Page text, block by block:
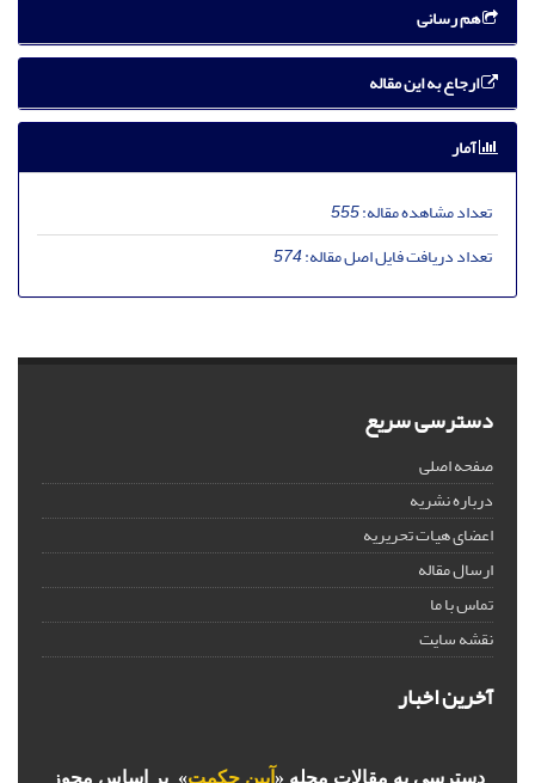
هم رسانی
ارجاع به این مقاله
آمار
تعداد مشاهده مقاله:555
تعداد دریافت فایل اصل مقاله:574
دسترسی سریع
صفحه اصلی
درباره نشریه
اعضای هیات تحریریه
ارسال مقاله
تماس با ما
نقشه سایت
آخرین اخبار
دسترسی به مقالات مجله « آیین حکمت» بر اساس مجوز